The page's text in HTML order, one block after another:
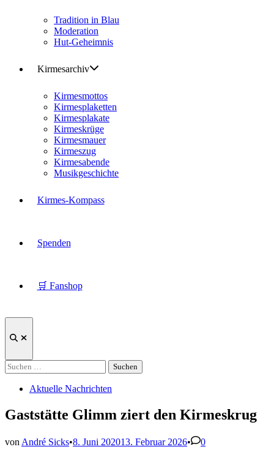
Tradition in Blau
Moderation
Hut-Geheimnis
Kirmesarchiv
Kirmesmottos
Kirmesplaketten
Kirmesplakate
Kirmeskrüge
Kirmesmauer
Kirmeszug
Kirmesabende
Musikgeschichte
Kirmes-Kompass
Spenden
🛒 Fanshop
Suche
Suchen
nach:
Veröffentlicht
Aktuelle Nachrichten
Gaststätte Glimm ziert den Kirmeskrug
von André Sicks•8. Juni 202013. Februar 2026• 0